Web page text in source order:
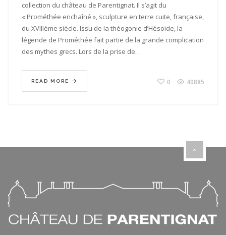
VOL
DU
FEU
collection du château de Parentignat. Il s’agit du
« Prométhée enchaîné », sculpture en terre cuite, française,
du XVIIIème siècle. Issu de la théogonie d’Hésoide, la
légende de Prométhée fait partie de la grande complication
des mythes grecs. Lors de la prise de…
READ MORE 0 40885